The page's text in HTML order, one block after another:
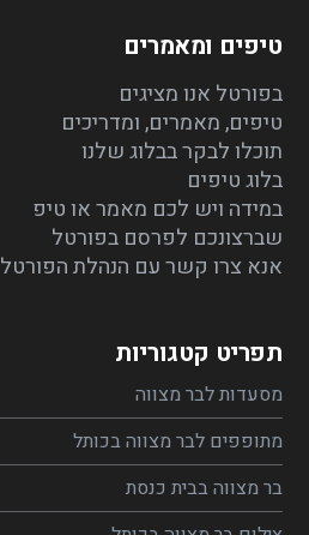
טיפים ומאמרים
בפורטל אנו מציגים
טיפים, מאמרים, ומדריכים
תוכלו לבקר בבלוג שלנו
בלוג טיפים
במידה ויש לכם מאמר או טיפ
שברצונכם לפרסם בפורטל
אנא צרו קשר עם הנהלת הפורטל
תפריט קטגוריות
מסעדות לבר מצווה
מתופפים לבר מצווה בכותל
בר מצווה בבית כנסת